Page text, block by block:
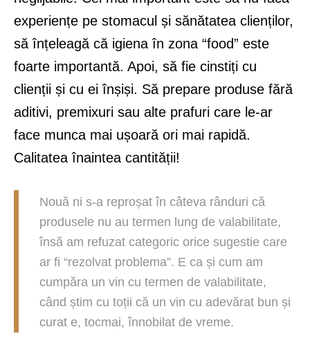
experiențe pe stomacul și sănătatea clienților,
să înțeleagă că igiena în zona “food” este
foarte importantă. Apoi, să fie cinstiți cu
clienții și cu ei înșiși. Să prepare produse fără
aditivi, premixuri sau alte prafuri care le-ar
face munca mai ușoară ori mai rapidă.
Calitatea înaintea cantității!
Nouă ni s-a reproșat în câteva rânduri că
produsele nu au termen lung de valabilitate,
însă am refuzat categoric orice sugestie care
ar fi “rezolvat problema”. E ca și cum am
cumpăra un vin cu termen de valabilitate,
când știm cu toții că un vin cu adevărat bun și
curat e, tocmai, înnobilat de vreme.